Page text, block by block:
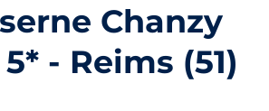
Chanzy
- Reims (51)